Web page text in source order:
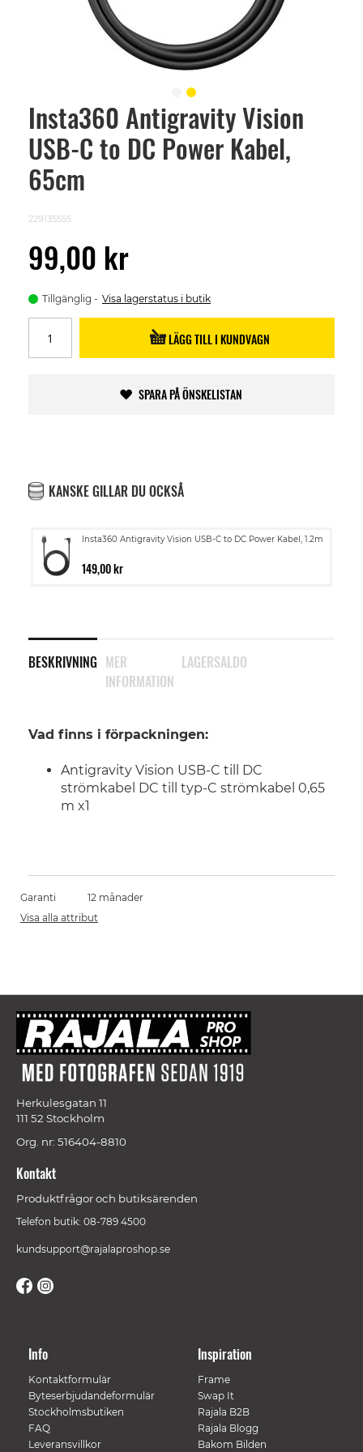
Insta360 Antigravity Vision
USB-C to DC Power Kabel,
65cm
229135555
99,00 kr
Tillgänglig Visa lagerstatus i butik
LÄGG TILL I KUNDVAGN
SPARA PÅ ÖNSKELISTAN
KANSKE GILLAR DU OCKSÅ
Insta360 Antigravity Vision USB-C to DC Power Kabel, 1.2m
149,00 kr
BESKRIVNING
Vad finns i förpackningen:
Antigravity Vision USB-C till DC
strömkabel DC till typ-C strömkabel 0,65
m x1
MER
INFORMATION
LAGERSALDO
Skip
beginning
images
Garanti
12 månader
Visa alla attribut
Herkulesgatan 11
111 52 Stockholm
Org. nr: 516404-8810
Kontakt
Produktfrågor och butiksärenden
Telefon butik: 08-789 4500
kundsupport@rajalaproshop.se
Info
Kontaktformulär
Byteserbjudandeformulär
Stockholmsbutiken
FAQ
Leveransvillkor
Inspiration
Frame
Swap It
Rajala B2B
Rajala Blogg
Bakom Bilden